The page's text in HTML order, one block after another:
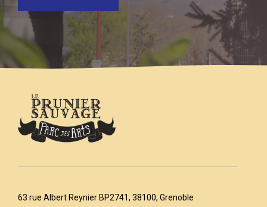
63 rue Albert Reynier BP2741, 38100, Grenoble